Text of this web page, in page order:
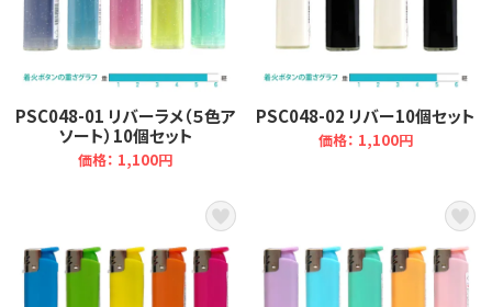
PSC048-01 リバーラメ（５色ア
ソート）10個セット
価格： 1,100円
PSC048-02 リバー10個セット
価格： 1,100円